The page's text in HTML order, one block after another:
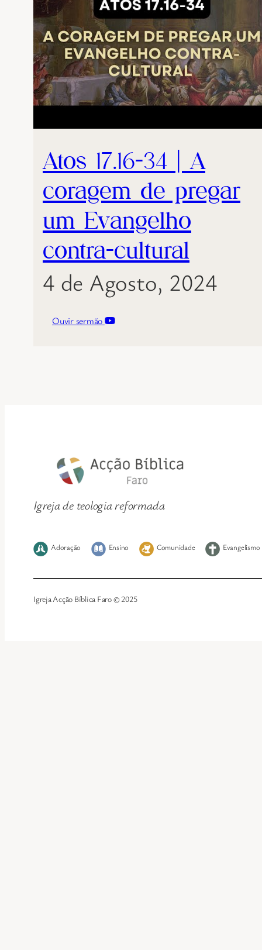
Atos 17.16-34 | A
coragem de pregar
um Evangelho
contra-cultural
4 de Agosto, 2024
Ouvir sermão
Igreja de teologia reformada
Adoração Ensino Comunidade Evangelismo
Igreja Acção Bíblica Faro © 2025